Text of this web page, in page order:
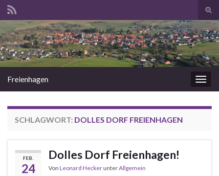
Search for:
Freienhagen
SCHLAGWORT: DOLLES DORF FREIENHAGEN
FEB.
24
Dolles Dorf Freienhagen!
Von Leonard HeckerunterAllgemein